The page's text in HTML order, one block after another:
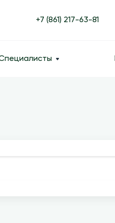
+7 (861) 217-63-81